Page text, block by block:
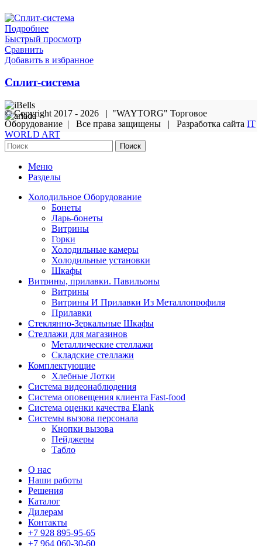
Подробнее
Быстрый просмотр
Сравнить
Добавить в избранное
Сплит-система
© Copyright 2017 - 2026 | "WAYTORG" Торговое
Оборудование | Все права защищены | Разработка сайта IT
WORLD ART
Поиск
Меню
Разделы
Холодильное Оборудование
Бонеты
Ларь-бонеты
Витрины
Горки
Холодильные камеры
Холодильные установки
Шкафы
Витрины, прилавки. Павильоны
Витрины
Витрины И Прилавки Из Металлопрофиля
Прилавки
Стеклянно-Зеркальные Шкафы
Стеллажи для магазинов
Металлические стеллажи
Складские стеллажи
Комплектующие
Хлебные Лотки
Система видеонаблюдения
Система оповещения клиента Fast-food
Система оценки качества Elank
Системы вызова персонала
Кнопки вызова
Пейджеры
Табло
О нас
Наши работы
Решения
Каталог
Дилерам
Контакты
+7 928 895-95-65
+7 964 060-30-60